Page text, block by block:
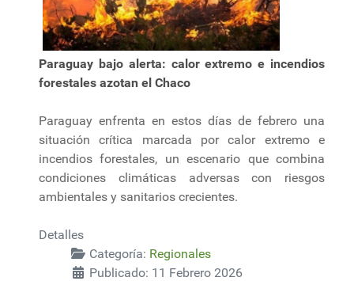
Paraguay bajo alerta: calor extremo e incendios
forestales azotan el Chaco
Paraguay enfrenta en estos días de febrero una
situación crítica marcada por calor extremo e
incendios forestales, un escenario que combina
condiciones climáticas adversas con riesgos
ambientales y sanitarios crecientes.
Detalles
Categoría: Regionales
Publicado: 11 Febrero 2026